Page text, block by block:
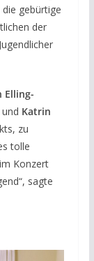
gebürtige
der
Elling-
Katrin
zu
tolle
Konzert
sagte